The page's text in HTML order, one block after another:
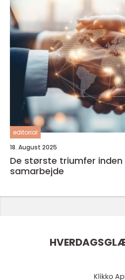
editorial
18. August 2025
De største triumfer
samarbejde